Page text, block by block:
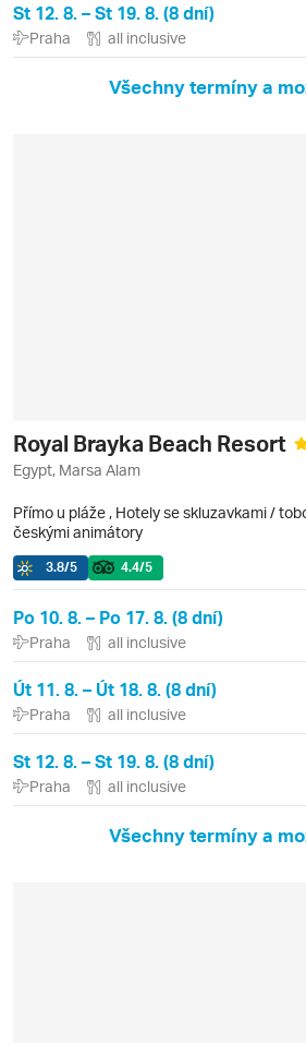
St 12. 8. – St 19. 8. (8 dní)
Praha all inclusive
Všechny termíny a
Royal Brayka Beach Resort
Egypt, Marsa Alam
Přímo u pláže , Hotely se skluzavkami /
českými animátory
3.8/5 4.4/5
Po 10. 8. – Po 17. 8. (8 dní)
Praha all inclusive
Út 11. 8. – Út 18. 8. (8 dní)
Praha all inclusive
St 12. 8. – St 19. 8. (8 dní)
Praha all inclusive
Všechny termíny a